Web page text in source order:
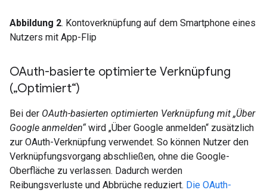
Abbildung 2. Kontoverknüpfung auf dem Smartphone eines
Nutzers mit App-Flip
OAuth-basierte optimierte Verknüpfung
(„Optimiert“)
Bei der OAuth-basierten optimierten Verknüpfung mit „Über
Google anmelden“ wird „Über Google anmelden“ zusätzlich
zur OAuth-Verknüpfung verwendet. So können Nutzer den
Verknüpfungsvorgang abschließen, ohne die Google-
Oberfläche zu verlassen. Dadurch werden
Reibungsverluste und Abbrüche reduziert. Die OAuth-